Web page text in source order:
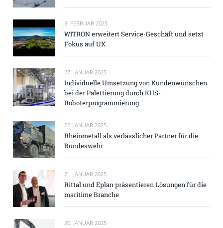
3. FEBRUAR 2025
WITRON erweitert Service-Geschäft und setzt
Fokus auf UX
27. JANUAR 2025
Individuelle Umsetzung von Kundenwünschen
bei der Palettierung durch KHS-
Roboterprogrammierung
22. JANUAR 2025
Rheinmetall als verlässlicher Partner für die
Bundeswehr
21. JANUAR 2025
Rittal und Eplan präsentieren Lösungen für die
maritime Branche
20. JANUAR 2025